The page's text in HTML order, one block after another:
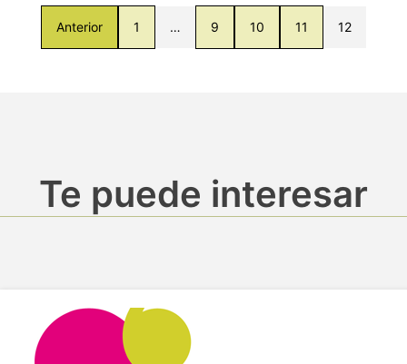
Anterior 1 … 9 10 11 12
Te puede interesar